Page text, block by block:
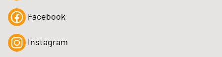
Facebook
Instagram